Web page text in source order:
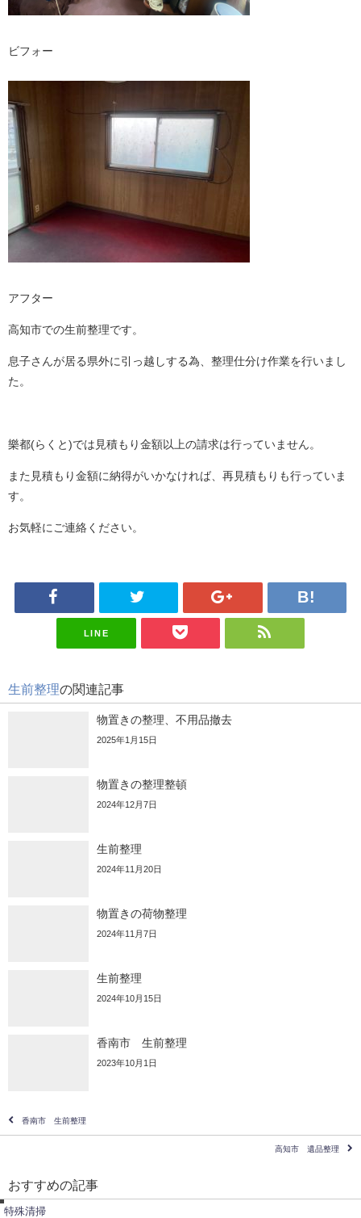
ビフォー
アフター
高知市での生前整理です。
息子さんが居る県外に引っ越しする為、整理仕分け作業を行いまし
た。
樂都(らくと)では見積もり金額以上の請求は行っていません。
また見積もり金額に納得がいかなければ、再見積もりも行っていま
す。
お気軽にご連絡ください。
LINE
生前整理の関連記事
物置きの整理、不用品撤去
2025年1月15日
物置きの整理整頓
2024年12月7日
生前整理
2024年11月20日
物置きの荷物整理
2024年11月7日
生前整理
2024年10月15日
香南市 生前整理
2023年10月1日
香南市 生前整理
高知市 遺品整理
おすすめの記事
特殊清掃